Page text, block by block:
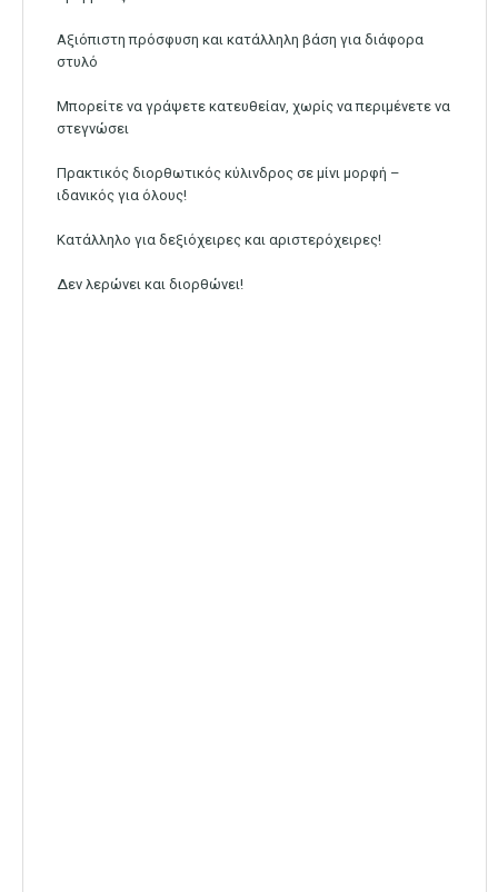
Αξιόπιστη πρόσφυση και κατάλληλη βάση για διάφορα
στυλό
Μπορείτε να γράψετε κατευθείαν, χωρίς να περιμένετε να
στεγνώσει
Πρακτικός διορθωτικός κύλινδρος σε μίνι μορφή –
ιδανικός για όλους!
Κατάλληλο για δεξιόχειρες και αριστερόχειρες!
Δεν λερώνει και διορθώνει!